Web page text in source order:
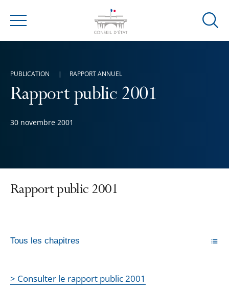
Menu
Ouvrir
Rapport public 2001
30 novembre 2001
PUBLICATION RAPPORT ANNUEL
Rapport public 2001
Tous les chapitres
> Consulter le rapport public 2001